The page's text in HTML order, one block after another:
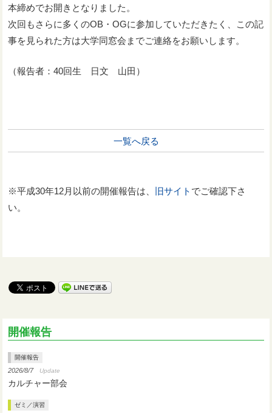
本締めでお開きとなりました。
次回もさらに多くのOB・OGに参加していただきたく、この記
事を見られた方は大学同窓会までご連絡をお願いします。
（報告者：40回生 日文 山田）
一覧へ戻る
※平成30年12月以前の開催報告は、 旧サイト でご確認下さ
い。
開催報告
開催報告
2026/8/7 Update
カルチャー部会
ゼミ／演習